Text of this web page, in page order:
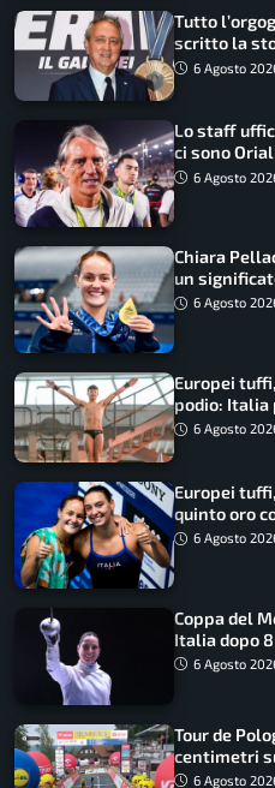
Tutto
scritto la
6 Agosto
Lo staff
ci sono
ritorno
6 Agosto
Chiara
un
qualità”
6 Agosto
Europei
podio: Italia
6 Agosto
Europei
quinto oro
metri
6 Agosto
Coppa del
Italia dopo
lavoro dà
6 Agosto
Tour de
centimetri
tappa6 Agosto